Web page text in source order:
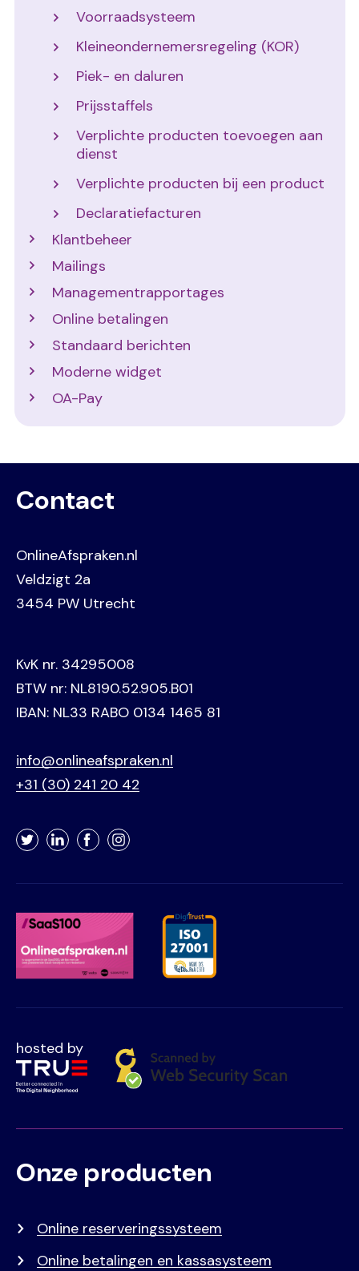
Voorraadsysteem
Kleineondernemersregeling (KOR)
Piek- en daluren
Prijsstaffels
Verplichte producten toevoegen aan
dienst
Verplichte producten bij een product
Declaratiefacturen
Klantbeheer
Mailings
Managementrapportages
Online betalingen
Standaard berichten
Moderne widget
OA-Pay
Contact
OnlineAfspraken.nl
Veldzigt 2a
3454 PW Utrecht
KvK nr. 34295008
BTW nr: NL8190.52.905.B01
IBAN: NL33 RABO 0134 1465 81
info@onlineafspraken.nl
+31 (30) 241 20 42
TwitterLinkedInFacebookInstagram
hosted by
Voet
Primair
Onze producten
Online reserveringssysteem
Online betalingen en kassasysteem